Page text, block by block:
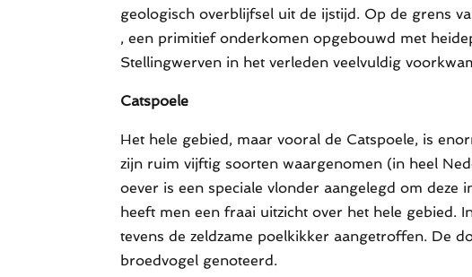
geologisch overblijfsel uit de ijstijd. Op de grens
, een primitief onderkomen opgebouwd met
Stellingwerven in het verleden veelvuldig
Catspoele
Het hele gebied, maar vooral de Catspoele, is
zijn ruim vijftig soorten waargenomen (in heel
oever is een speciale vlonder aangelegd om deze
heeft men een fraai uitzicht over het hele gebied.
tevens de zeldzame poelkikker aangetroffen. De
broedvogel genoteerd.